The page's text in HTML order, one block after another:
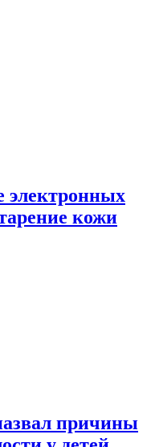
электронных
кожи
причины